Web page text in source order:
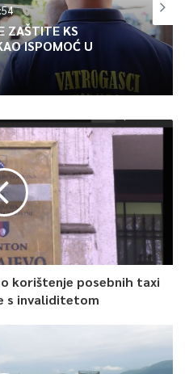
igraće revanše 14. aprila,
snage uzvratne utakmice
0
Rating
ZAŠTITE KS
ISPOMOĆ U
korištenje posebnih taxi
s invaliditetom